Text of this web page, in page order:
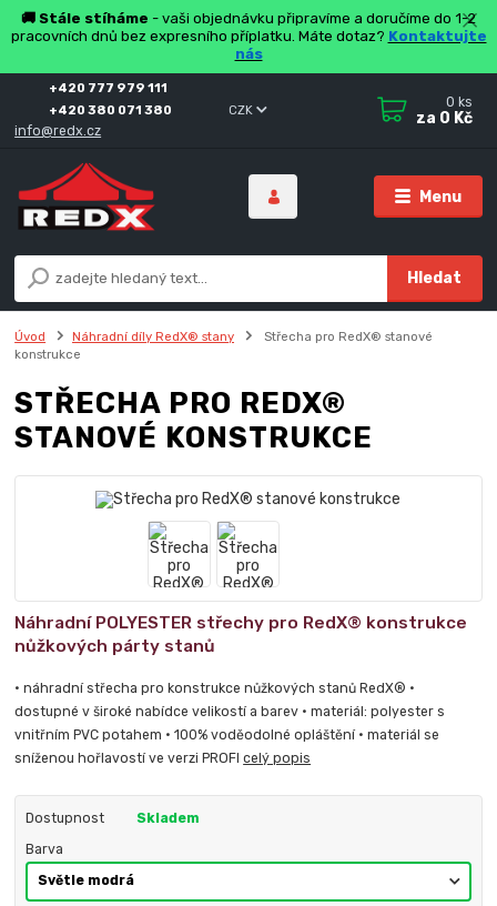
🚚 Stále stíháme - vaši objednávku připravíme a doručíme do 1-2
pracovních dnů bez expresního příplatku. Máte dotaz? Kontaktujte
nás
Menu
CZK
Hledat
+420 777 979 111
+420 380 071 380
info@redx.cz
0 ks
za 0 Kč
Úvod Náhradní díly RedX® stany
Střecha pro RedX® stanové
konstrukce
STŘECHA PRO REDX®
STANOVÉ KONSTRUKCE
Náhradní POLYESTER střechy pro RedX® konstrukce
nůžkových párty stanů
• náhradní střecha pro konstrukce nůžkových stanů RedX® •
dostupné v široké nabídce velikostí a barev • materiál: polyester s
vnitřním PVC potahem • 100% voděodolné opláštění • materiál se
sníženou hořlavostí ve verzi PROFIcelý popis
Dostupnost Skladem
Barva